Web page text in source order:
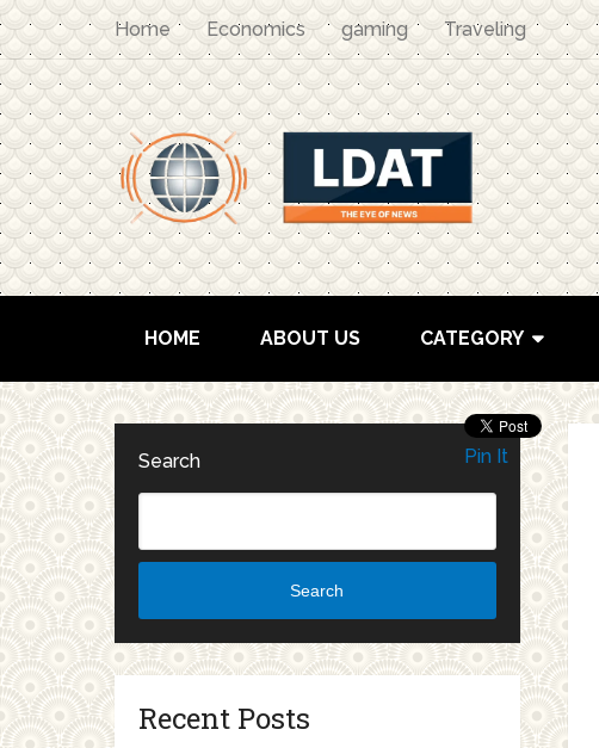
Home Economics gaming Traveling
HOME ABOUT US CATEGORY
Pin It
Search
Search
Recent Posts